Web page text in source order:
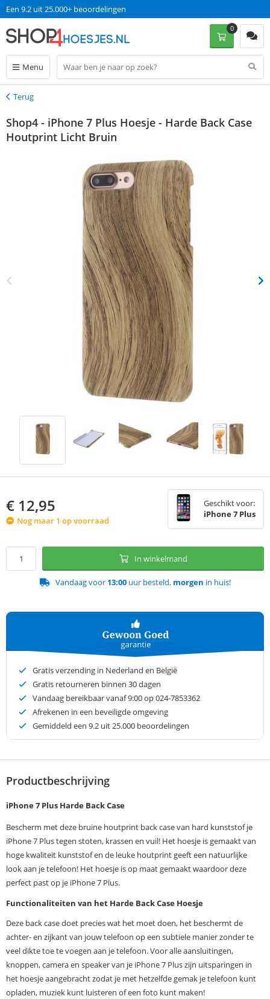
Een 9.2 uit 25.000+ beoordelingen
Menu
0
Terug
Terug
Shop4 - iPhone 7 Plus Hoesje - Harde Back Case
Houtprint Licht Bruin
€ 12,95
Nog maar 1 op voorraad
Geschikt voor:
iPhone 7 Plus
In winkelmand
Vandaag voor 13:00uur besteld, morgen in huis!
Gratis verzending in Nederland en België
Gratis retourneren binnen 30 dagen
Vandaag bereikbaar vanaf 9:00 op 024-7853362
Afrekenen in een beveiligde omgeving
Gemiddeld een 9.2 uit 25.000 beoordelingen
Productbeschrijving
iPhone 7 Plus Harde Back Case
Bescherm met deze bruine houtprint back case van hard kunststof je
iPhone 7 Plus tegen stoten, krassen en vuil! Het hoesje is gemaakt van
hoge kwaliteit kunststof en de leuke houtprint geeft een natuurlijke
look aan je telefoon! Het hoesje is op maat gemaakt waardoor deze
perfect past op je iPhone 7 Plus.
Functionaliteiten van het Harde Back Case Hoesje
Deze back case doet precies wat het moet doen, het beschermt de
achter- en zijkant van jouw telefoon op een subtiele manier zonder te
veel dikte toe te voegen aan je telefoon. Voor alle aansluitingen,
knoppen, camera en speaker van je iPhone 7 Plus zijn uitsparingen in
het hoesje aangebracht zodat je met hetzelfde gemak je telefoon kunt
opladen, muziek kunt luisteren of een foto kunt maken!